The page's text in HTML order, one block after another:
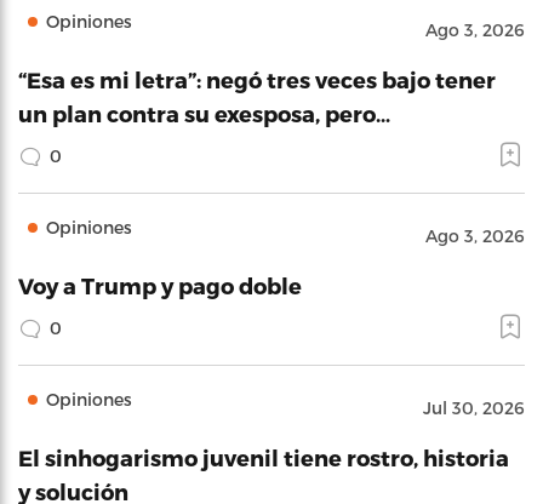
Opiniones Ago 3, 2026
“Esa es mi letra”: negó tres veces bajo tener
un plan contra su exesposa, pero…
0
Opiniones Ago 3, 2026
Voy a Trump y pago doble
0
Opiniones Jul 30, 2026
El sinhogarismo juvenil tiene rostro, historia
y solución